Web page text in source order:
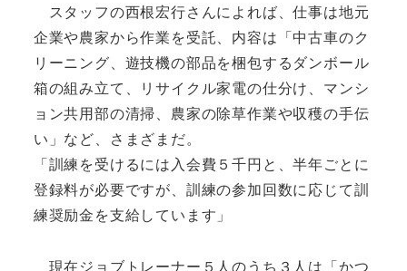
スタッフの西根宏行さんによれば、仕事は地元
企業や農家から作業を受託、内容は「中古車のク
リーニング、遊技機の部品を梱包するダンボール
箱の組み立て、リサイクル家電の仕分け、マンシ
ョン共用部の清掃、農家の除草作業や収穫の手伝
い」など、さまざまだ。
「訓練を受けるには入会費５千円と、半年ごとに
登録料が必要ですが、訓練の参加回数に応じて訓
練奨励金を支給しています」
現在ジョブトレーナー５人のうち３人は「かつ